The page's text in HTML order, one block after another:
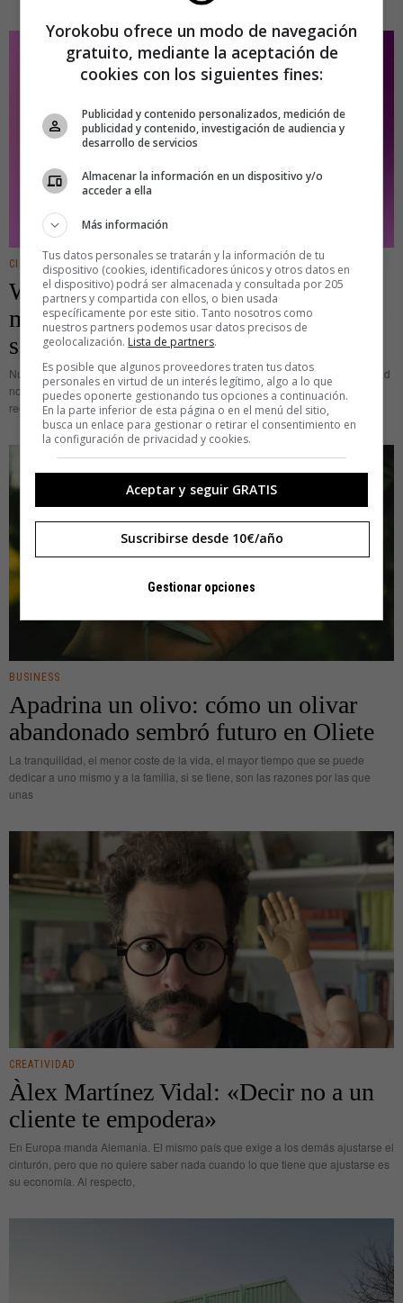
CINE/TV
Wong Kar-wai conjuga su cine en
modo condicional: lo que pudo haber
sido y no fue
Nunca se pierde la esperanza de volver a vivir ese instante que tanta felicidad
nos proporcionó. Un momento fugaz que se agarra a la memoria como lo
recordamos, no como un hito
BUSINESS
Apadrina un olivo: cómo un olivar
abandonado sembró futuro en Oliete
La tranquilidad, el menor coste de la vida, el mayor tiempo que se puede
dedicar a uno mismo y a la familia, si se tiene, son las razones por las que
unas
CREATIVIDAD
Àlex Martínez Vidal: «Decir no a un
cliente te empodera»
En Europa manda Alemania. El mismo país que exige a los demás ajustarse el
cinturón, pero que no quiere saber nada cuando lo que tiene que ajustarse es
su economía. Al respecto,
Yorokobu ofrece un modo de navegación
gratuito, mediante la aceptación de
cookies con los siguientes fines:
Publicidad y contenido personalizados, medición de
publicidad y contenido, investigación de audiencia y
desarrollo de servicios
Almacenar la información en un dispositivo y/o
acceder a ella
Más información
Tus datos personales se tratarán y la información de tu
dispositivo (cookies, identificadores únicos y otros datos en
el dispositivo) podrá ser almacenada y consultada por 205
partners y compartida con ellos, o bien usada
específicamente por este sitio. Tanto nosotros como
nuestros partners podemos usar datos precisos de
geolocalización. Lista de partners.
Es posible que algunos proveedores traten tus datos
personales en virtud de un interés legítimo, algo a lo que
puedes oponerte gestionando tus opciones a continuación.
En la parte inferior de esta página o en el menú del sitio,
busca un enlace para gestionar o retirar el consentimiento en
la configuración de privacidad y cookies.
Aceptar y seguir GRATIS
Suscribirse desde 10€/año
Gestionar opciones